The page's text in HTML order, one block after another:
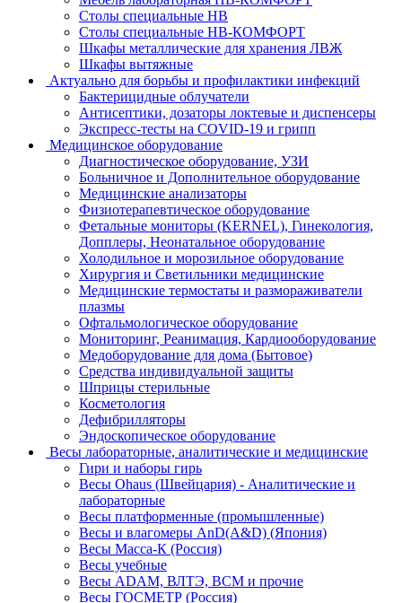
Столы специальные НВ
Столы специальные НВ-КОМФОРТ
Шкафы металлические для хранения ЛВЖ
Шкафы вытяжные
Актуально для борьбы и профилактики инфекций
Бактерицидные облучатели
Антисептики, дозаторы локтевые и диспенсеры
Экспресс-тесты на COVID-19 и грипп
Медицинское оборудование
Диагностическое оборудование, УЗИ
Больничное и Дополнительное оборудование
Медицинские анализаторы
Физиотерапевтическое оборудование
Фетальные мониторы (KERNEL), Гинекология,
Допплеры, Неонатальное оборудование
Холодильное и морозильное оборудование
Хирургия и Светильники медицинские
Медицинские термостаты и размораживатели
плазмы
Офтальмологическое оборудование
Мониторинг, Реанимация, Кардиооборудование
Медоборудование для дома (Бытовое)
Средства индивидуальной защиты
Шприцы стерильные
Косметология
Дефибрилляторы
Эндоскопическое оборудование
Весы лабораторные, аналитические и медицинские
Гири и наборы гирь
Весы Ohaus (Швейцария) - Аналитические и
лабораторные
Весы платформенные (промышленные)
Весы и влагомеры AnD(A&D) (Япония)
Весы Масса-К (Россия)
Весы учебные
Весы ADAM, ВЛТЭ, BCM и прочие
Весы ГОСМЕТР (Россия)